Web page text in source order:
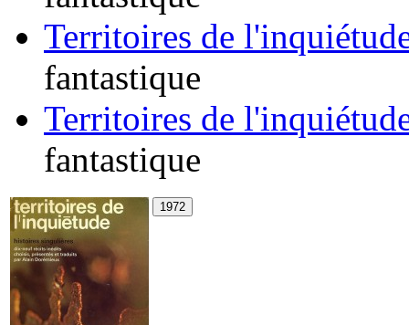
Territoires de
fantastique
Territoires de
fantastique